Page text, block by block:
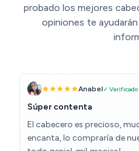
probado los mejores
opiniones te
Anabel✓ Verificado
Súper contenta
El cabecero es precioso,
encanta, lo compraría de